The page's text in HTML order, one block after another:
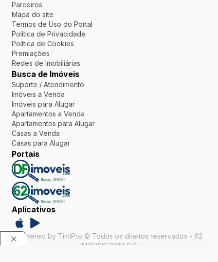
Parceiros
Mapa do site
Termos de Uso do Portal
Política de Privacidade
Política de Cookies
Premiações
Redes de Imobiliárias
Busca de Imóveis
Suporte / Atendimento
Imóveis a Venda
Imóveis para Alugar
Apartamentos a Venda
Apartamentos para Alugar
Casas a Venda
Casas para Alugar
Portais
Aplicativos
Powered by TimiPro © Todos os direitos reservados - 62
IMOVEIS.COM S/A